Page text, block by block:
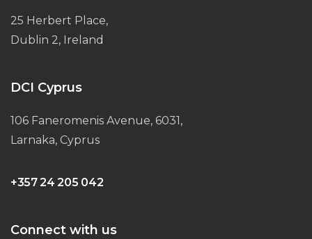
25 Herbert Place,
Dublin 2, Ireland
DCI Cyprus
106 Faneromenis Avenue, 6031,
Larnaka, Cyprus
+357 24 205 042
Connect with us